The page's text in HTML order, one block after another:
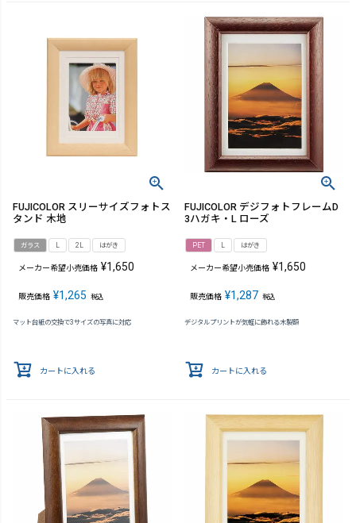
FUJICOLOR スリーサイズフォトス
タンド 木地
ガラス L 2L はがき
メーカー希望小売価格 ¥1,650
販売価格 ¥1,265 税込
マット台紙の交換で3サイズの写真に対応
カートに入れる
FUJICOLOR デジフォトフレームD
3ハガキ・L ローズ
PET L はがき
メーカー希望小売価格 ¥1,650
販売価格 ¥1,287 税込
デジタルプリントが気軽に飾れる木製額
カートに入れる